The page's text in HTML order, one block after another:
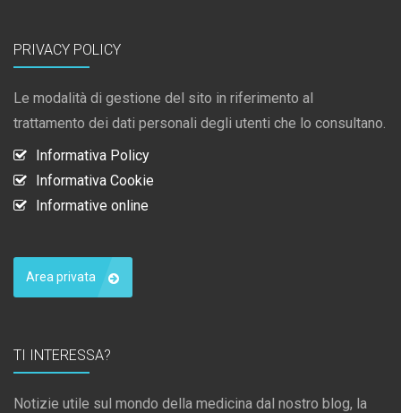
PRIVACY POLICY
Le modalità di gestione del sito in riferimento al
trattamento dei dati personali degli utenti che lo consultano.
Informativa Policy
Informativa Cookie
Informative online
Area privata
TI INTERESSA?
Notizie utile sul mondo della medicina dal nostro blog, la